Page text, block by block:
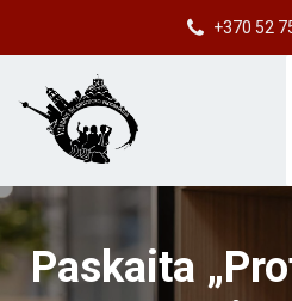
+370 52
Paskaita